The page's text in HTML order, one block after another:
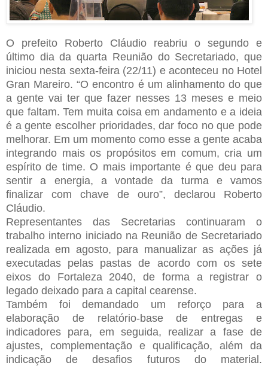
O prefeito Roberto Cláudio reabriu o segundo e
último dia da quarta Reunião do Secretariado, que
iniciou nesta sexta-feira (22/11) e aconteceu no Hotel
Gran Mareiro. “O encontro é um alinhamento do que
a gente vai ter que fazer nesses 13 meses e meio
que faltam. Tem muita coisa em andamento e a ideia
é a gente escolher prioridades, dar foco no que pode
melhorar. Em um momento como esse a gente acaba
integrando mais os propósitos em comum, cria um
espírito de time. O mais importante é que deu para
sentir a energia, a vontade da turma e vamos
finalizar com chave de ouro”, declarou Roberto
Cláudio.
Representantes das Secretarias continuaram o
trabalho interno iniciado na Reunião de Secretariado
realizada em agosto, para manualizar as ações já
executadas pelas pastas de acordo com os sete
eixos do Fortaleza 2040, de forma a registrar o
legado deixado para a capital cearense.
Também foi demandado um reforço para a
elaboração de relatório-base de entregas e
indicadores para, em seguida, realizar a fase de
ajustes, complementação e qualificação, além da
indicação de desafios futuros do material.